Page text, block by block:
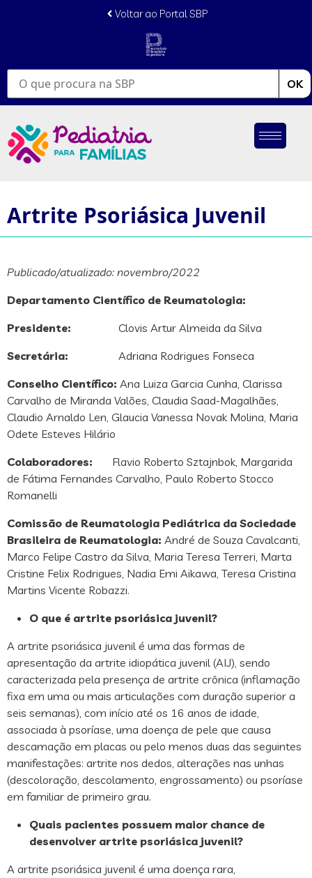
Voltar ao Portal SBP
OK
Artrite Psoriásica Juvenil
Publicado/atualizado: novembro/2022
Departamento Científico de Reumatologia:
Presidente:
Clovis Artur Almeida da Silva
Secretária:
Adriana Rodrigues Fonseca
Conselho Científico: Ana Luiza Garcia Cunha, Clarissa
Carvalho de Miranda Valões, Claudia Saad-Magalhães,
Claudio Arnaldo Len, Glaucia Vanessa Novak Molina, Maria
Odete Esteves Hilário
Colaboradores:
Flavio Roberto Sztajnbok, Margarida
de Fátima Fernandes Carvalho, Paulo Roberto Stocco
Romanelli
Comissão de Reumatologia Pediátrica da Sociedade
Brasileira de Reumatologia: André de Souza Cavalcanti,
Marco Felipe Castro da Silva, Maria Teresa Terreri, Marta
Cristine Felix Rodrigues, Nadia Emi Aikawa, Teresa Cristina
Martins Vicente Robazzi.
O que é artrite psoriásica juvenil?
A artrite psoriásica juvenil é uma das formas de
apresentação da artrite idiopática juvenil (AIJ), sendo
caracterizada pela presença de artrite crônica (inflamação
fixa em uma ou mais articulações com duração superior a
seis semanas), com início até os 16 anos de idade,
associada à psoríase, uma doença de pele que causa
descamação em placas ou pelo menos duas das seguintes
manifestações: artrite nos dedos, alterações nas unhas
(descoloração, descolamento, engrossamento) ou psoríase
em familiar de primeiro grau.
Quais pacientes possuem maior chance de
desenvolver artrite psoriásica juvenil?
A artrite psoriásica juvenil é uma doença rara,